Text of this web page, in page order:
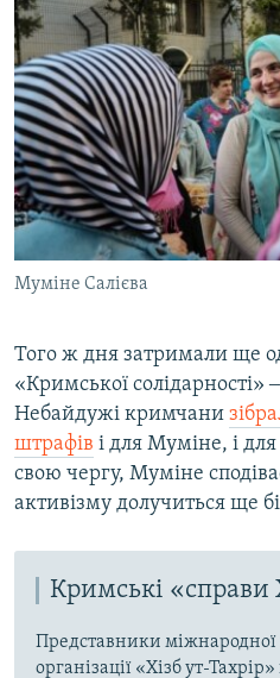
Муміне Салієва
Того ж дня затримали ще
«Кримської солідарності» ‒
Небайдужі кримчани
штрафів і для Муміне, і
свою чергу, Муміне
активізму долучиться ще
Кримські «справи
Представники міжнародної
організації «Хізб ут-